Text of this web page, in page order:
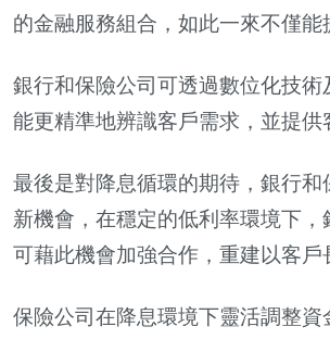
的金融服務組合，如此一來不僅能
銀行和保險公司可透過數位化技
能更精準地辨識客戶需求，並提供
最後是對降息循環的期待，銀行
新機會，在穩定的低利率環境下
可藉此機會加強合作，重建以客戶
保險公司在降息環境下靈活調整